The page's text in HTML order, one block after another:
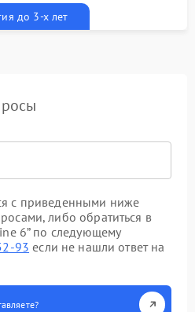
до 3-х лет
с приведенными ниже
либо обратиться в
6” по следующему
93 если не нашли ответ на